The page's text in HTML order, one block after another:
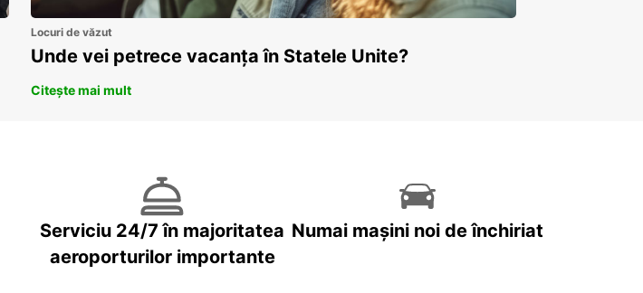
Locuri de văzut
Unde vei petrece vacanța în Statele Unite?
Citește mai mult
Serviciu 24/7 în majoritatea
aeroporturilor importante
Numai mașini noi de închiriat